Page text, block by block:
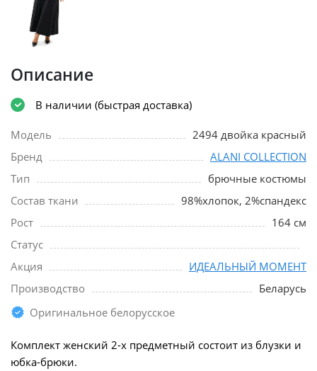
Описание
В наличии (быстрая доставка)
Модель
2494 двойка красный
Бренд
ALANI COLLECTION
Тип
брючные костюмы
Состав ткани
98%хлопок, 2%спандекс
Рост
164 см
Статус
Акция
ИДЕАЛЬНЫЙ МОМЕНТ
Производство
Беларусь
Оригинальное белорусское
Комплект женский 2-х предметный состоит из блузки и
юбка-брюки.